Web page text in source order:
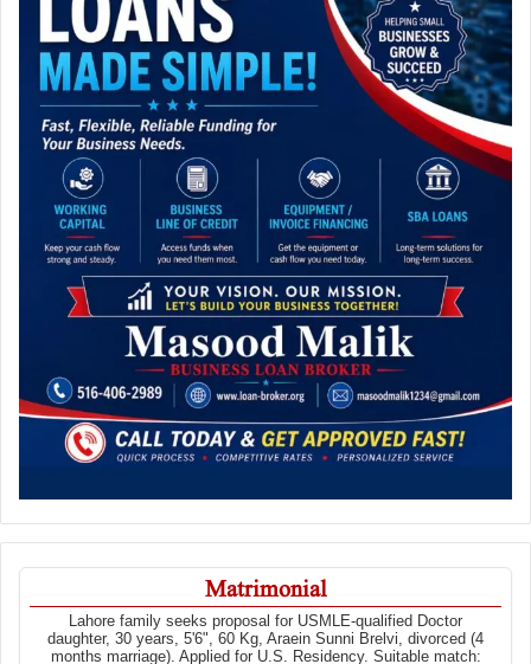
Matrimonial
Lahore family seeks proposal for USMLE-qualified Doctor
daughter, 30 years, 5'6", 60 Kg, Araein Sunni Brelvi, divorced (4
months marriage). Applied for U.S. Residency. Suitable match: